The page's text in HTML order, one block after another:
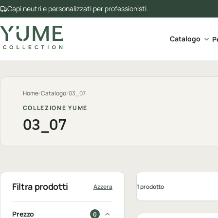
Capi neutri e personalizzati per professionisti.
Catalogo
Home/Catalogo/03_07
COLLEZIONE YUME
03_07
Filtra prodotti Azzera
Prezzo 0
1 prodotto
Personalizzabile